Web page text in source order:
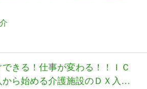
きる！仕事が変わる！！ＩＣ
から始める介護施設のＤＸ入門